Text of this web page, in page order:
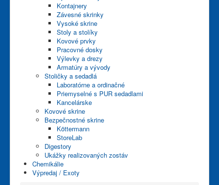
Kontajnery
Závesné skrinky
Vysoké skrine
Stoly a stolíky
Kovové prvky
Pracovné dosky
Výlevky a drezy
Armatúry a vývody
Stoličky a sedadlá
Laboratórne a ordinačné
Priemyselné s PUR sedadlami
Kancelárske
Kovové skrine
Bezpečnostné skrine
Köttermann
StoreLab
Digestory
Ukážky realizovaných zostáv
Chemikálie
Výpredaj / Exoty